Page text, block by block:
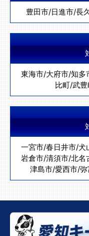
豊田市/日進市/長
東海市/大府市/知多
比町/武豊
一宮市/春日井市/犬
岩倉市/清須市/北名
津島市/愛西市/弥